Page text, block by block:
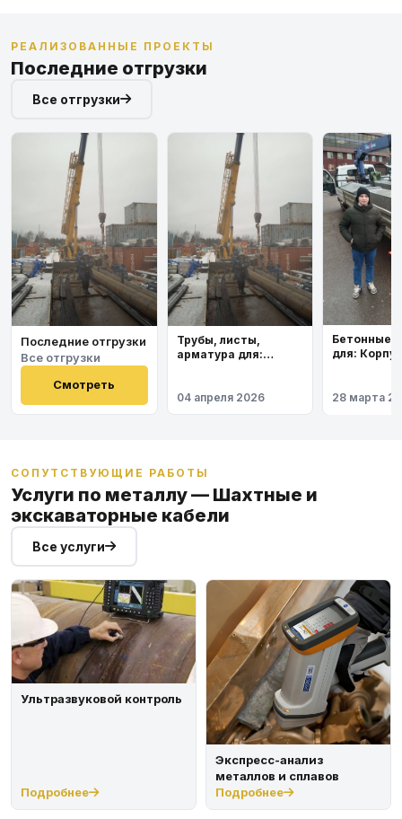
РЕАЛИЗОВАННЫЕ ПРОЕКТЫ
Последние отгрузки
Все отгрузки
Последние отгрузки
Все отгрузки
Смотреть
Трубы, листы,
арматура для:
04 апреля 2026
Бетонные
для:
28 марта
СОПУТСТВУЮЩИЕ РАБОТЫ
Услуги по металлу — Шахтные и
экскаваторные кабели
Все услуги
Ультразвуковой контроль
Подробнее
Экспресс-анализ
металлов и сплавов
Подробнее